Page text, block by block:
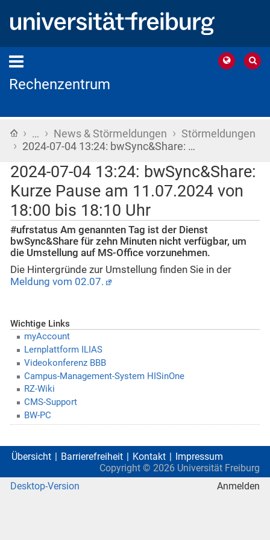
Rechenzentrum
Startseite
› … › News & Störmeldungen › Störmeldungen
› 2024-07-04 13:24: bwSync&Share: …
2024-07-04 13:24: bwSync&Share:
Kurze Pause am 11.07.2024 von
18:00 bis 18:10 Uhr
#ufrstatus Am genannten Tag ist der Dienst
bwSync&Share für zehn Minuten nicht verfügbar, um
die Umstellung auf MS-Office vorzunehmen.
Die Hintergründe zur Umstellung finden Sie in der
Meldung vom 02.07.
Wichtige Links
myAccount
Lernplattform ILIAS
Videokonferenz BBB
Campus-Management-System HISinOne
RZ-Wiki
CMS-Support
BW-PC
Übersicht Barrierefreiheit Kontakt
Impressum
Copyright © 2026 Universität Freiburg
Desktop-Version
Anmelden